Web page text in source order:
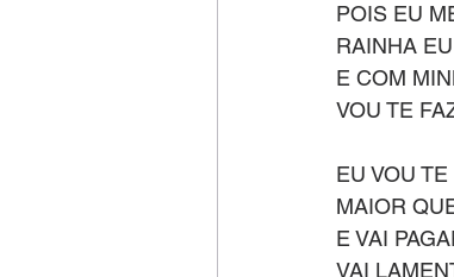
POIS EU
RAINHA
E COM
VOU TE
EU VOU
MAIOR
E VAI
VAI